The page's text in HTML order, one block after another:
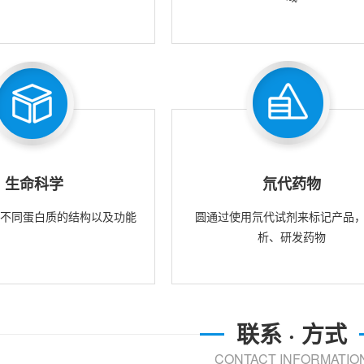
生命科学
同蛋白质的结构以及功能
氘代药物
圆通过使用氘代试剂来标记产品
析、研发药物
联系 · 方式
CONTACT